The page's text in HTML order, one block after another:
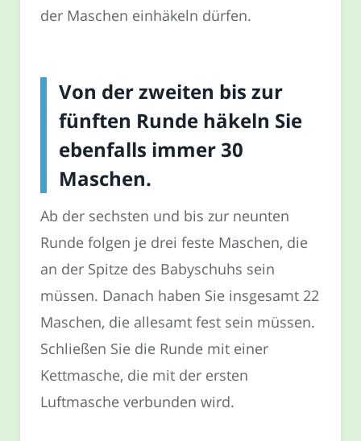
der Maschen einhäkeln dürfen.
Von der zweiten bis zur
fünften Runde häkeln Sie
ebenfalls immer 30
Maschen.
Ab der sechsten und bis zur neunten
Runde folgen je drei feste Maschen, die
an der Spitze des Babyschuhs sein
müssen. Danach haben Sie insgesamt 22
Maschen, die allesamt fest sein müssen.
Schließen Sie die Runde mit einer
Kettmasche, die mit der ersten
Luftmasche verbunden wird.